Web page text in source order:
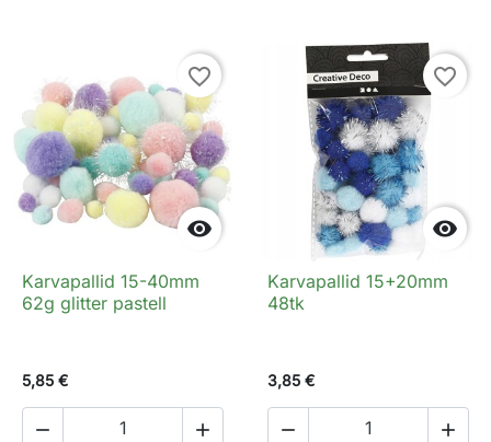

favorite_border
Karvapallid 15-40mm
62g glitter pastell
5,85 €
 

favorite_border
Karvapallid 15+20mm
48tk
3,85 €
 